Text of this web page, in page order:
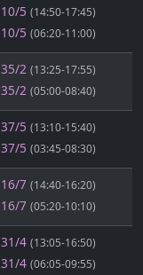
10/5 (14:50-17:45)
10/5 (06:20-11:00)
35/2 (13:25-17:55)
35/2 (05:00-08:40)
37/5 (13:10-15:40)
37/5 (03:45-08:30)
16/7 (14:40-16:20)
16/7 (05:20-10:10)
31/4 (13:05-16:50)
31/4 (06:05-09:55)